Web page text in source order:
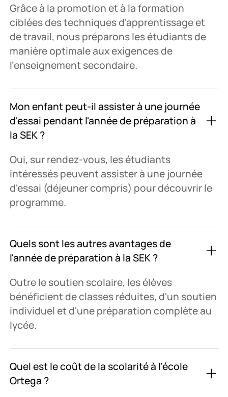
Grâce à la promotion et à la formation
ciblées des techniques d'apprentissage et
de travail, nous préparons les étudiants de
manière optimale aux exigences de
l'enseignement secondaire.
Mon enfant peut-il assister à une journée
d'essai pendant l'année de préparation à
la SEK ?
Oui, sur rendez-vous, les étudiants
intéressés peuvent assister à une journée
d'essai (déjeuner compris) pour découvrir le
programme.
Quels sont les autres avantages de
l'année de préparation à la SEK ?
Outre le soutien scolaire, les élèves
bénéficient de classes réduites, d'un soutien
individuel et d'une préparation complète au
lycée.
Quel est le coût de la scolarité à l'école
Ortega ?